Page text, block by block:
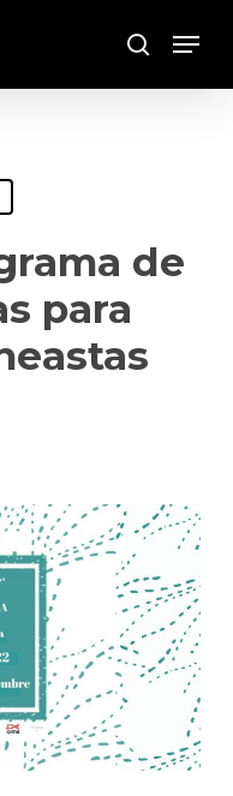
Buscar
Menu
de
para